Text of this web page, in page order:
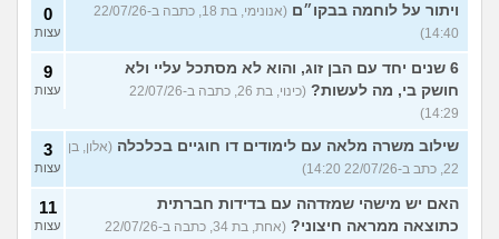
ויתור על לוחמה בבקו״ם
(אנונימי, בת 18, כתבה ב-22/07/26
14:40)
0
עצות
6 שנים יחד עם הבן זוג, והוא לא מסתכל עליי ולא
חושק בי, מה לעשות?
(כינוי, בת 26, כתבה ב-22/07/26
14:29)
9
עצות
שילוב משרה מלאה עם לימודים דו חוגיים בכלכלה (אלון, בן
22, כתב ב-22/07/26 14:20)
3
עצות
האם יש מישהי שמזדהה עם בדידות חברתית
כתוצאה ממראה חיצוני?
(אחת, בת 34, כתבה ב-22/07/26
11
עצות